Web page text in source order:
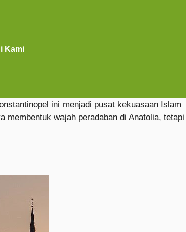
Kami
ini menjadi pusat kekuasaan Islam
membentuk wajah peradaban di Anatolia, tetapi